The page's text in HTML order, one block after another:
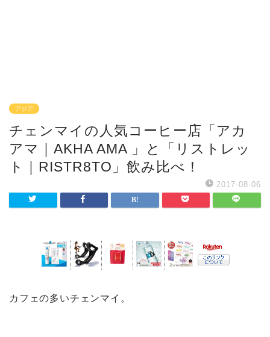
アジア
チェンマイの人気コーヒー店「アカ
アマ｜AKHA AMA 」と「リストレッ
ト｜RISTR8TO」飲み比べ！
2017-08-06
カフェの多いチェンマイ。